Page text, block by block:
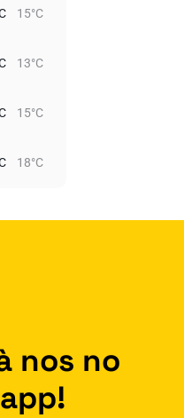
15°C
13°C
15°C
18°C
nos no